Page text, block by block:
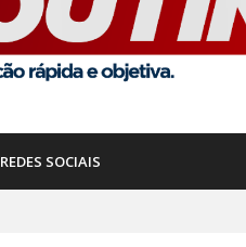
REDES SOCIAIS